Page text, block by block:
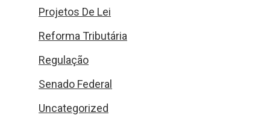
Projetos De Lei
Reforma Tributária
Regulação
Senado Federal
Uncategorized